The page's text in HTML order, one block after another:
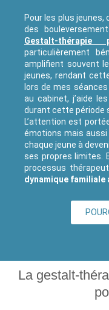
Pour les plus
des
Gestalt-thérapie
particulièrement
amplifient souvent
jeunes, rendant
lors de mes séances
au cabinet, j’aide
durant cette période
L’attention est
émotions mais aussi
chaque jeune à
ses propres limites.
processus
dynamique familiale
La gestalt-